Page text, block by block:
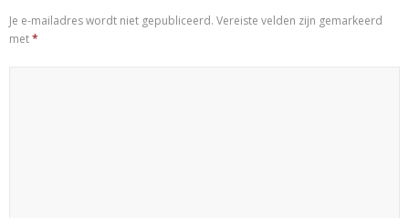
Je e-mailadres wordt niet gepubliceerd. Vereiste velden zijn gemarkeerd
met*